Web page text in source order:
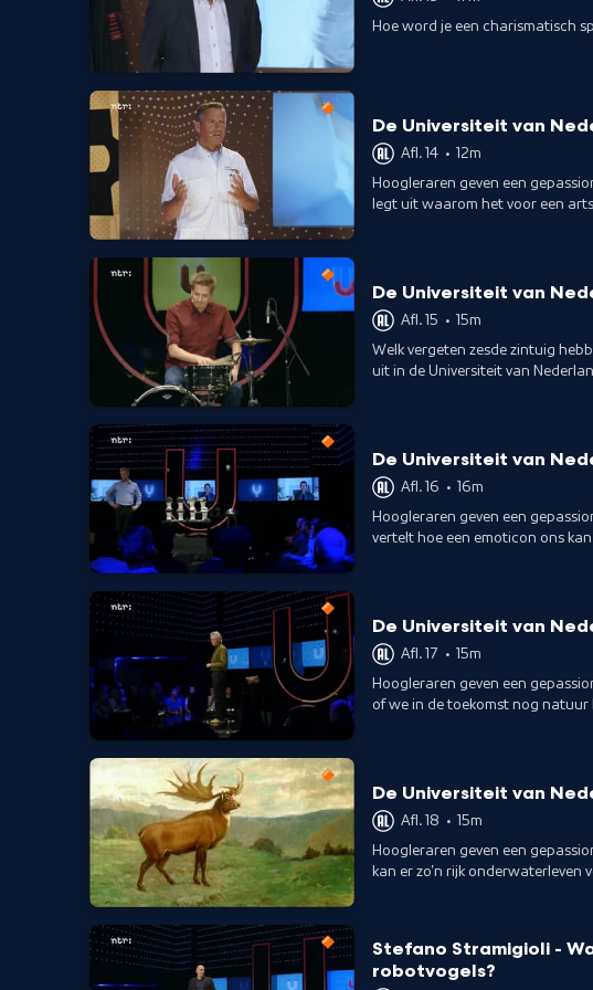
Hoe word je een charismatisch
De Universiteit van
Afl. 14 • 12m
Hoogleraren geven een
legt uit waarom het voor een
De Universiteit van
Afl. 15 • 15m
Welk vergeten zesde zintuig
uit in de Universiteit van
De Universiteit van
Afl. 16 • 16m
Hoogleraren geven een
vertelt hoe een emoticon ons
De Universiteit van
Afl. 17 • 15m
Hoogleraren geven een
of we in de toekomst nog
De Universiteit van
Afl. 18 • 15m
Hoogleraren geven een
kan er zo'n rijk onderwaterleven
Stefano Stramigioli -
robotvogels?